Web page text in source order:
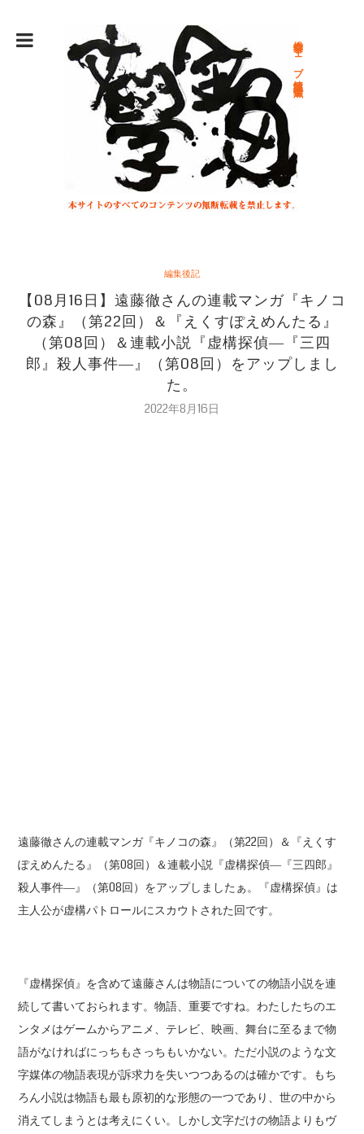
総合文学ウェブ情報誌 文学金魚
編集後記
【08月16日】遠藤徹さんの連載マンガ『キノコ
の森』（第22回）＆『えくすぽえめんたる』
（第08回）＆連載小説『虚構探偵―『三四
郎』殺人事件―』（第08回）をアップしまし
た。
2022年8月16日
遠藤徹さんの連載マンガ『キノコの森』（第22回）＆『えくす
ぽえめんたる』（第08回）＆連載小説『虚構探偵―『三四郎』
殺人事件―』（第08回）をアップしましたぁ。『虚構探偵』は
主人公が虚構パトロールにスカウトされた回です。
『虚構探偵』を含めて遠藤さんは物語についての物語小説を連
続して書いておられます。物語、重要ですね。わたしたちのエ
ンタメはゲームからアニメ、テレビ、映画、舞台に至るまで物
語がなければにっちもさっちもいかない。ただ小説のような文
字媒体の物語表現が訴求力を失いつつあるのは確かです。もち
ろん小説は物語も最も原初的な形態の一つであり、世の中から
消えてしまうとは考えにくい。しかし文字だけの物語よりもヴ